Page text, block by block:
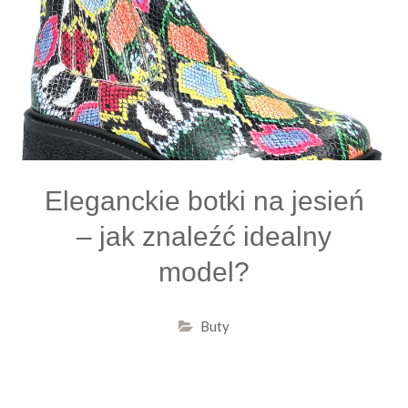
Eleganckie botki na jesień
– jak znaleźć idealny
model?
Buty